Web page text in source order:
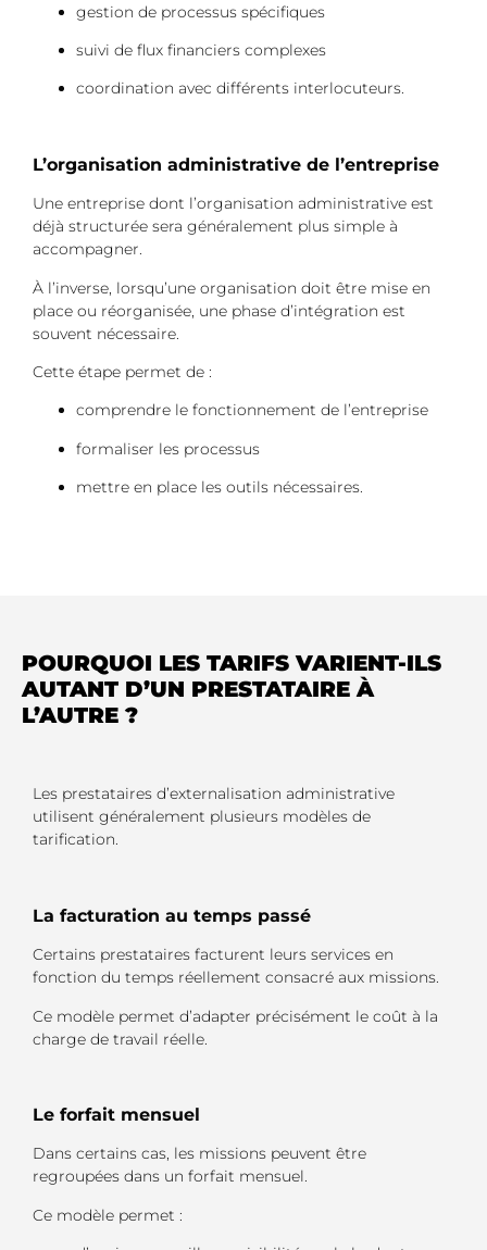
gestion de processus spécifiques
suivi de flux financiers complexes
coordination avec différents interlocuteurs.
L’organisation administrative de l’entreprise
Une entreprise dont l’organisation administrative est
déjà structurée sera généralement plus simple à
accompagner.
À l’inverse, lorsqu’une organisation doit être mise en
place ou réorganisée, une phase d’intégration est
souvent nécessaire.
Cette étape permet de :
comprendre le fonctionnement de l’entreprise
formaliser les processus
mettre en place les outils nécessaires.
POURQUOI LES TARIFS VARIENT-ILS
AUTANT D’UN PRESTATAIRE À
L’AUTRE ?
Les prestataires d’externalisation administrative
utilisent généralement plusieurs modèles de
tarification.
La facturation au temps passé
Certains prestataires facturent leurs services en
fonction du temps réellement consacré aux missions.
Ce modèle permet d’adapter précisément le coût à la
charge de travail réelle.
Le forfait mensuel
Dans certains cas, les missions peuvent être
regroupées dans un forfait mensuel.
Ce modèle permet :